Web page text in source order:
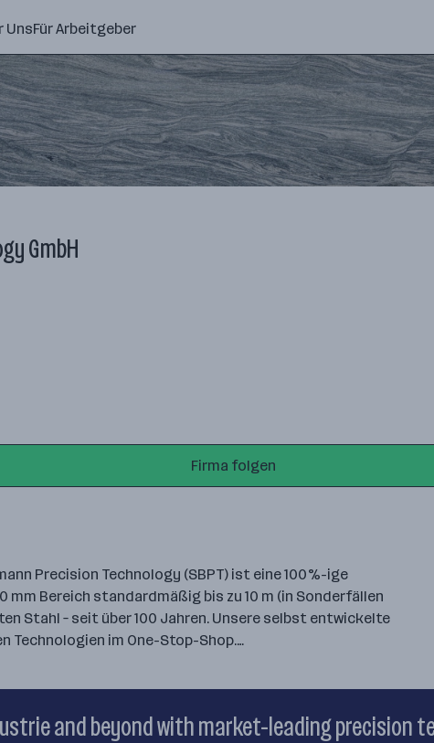
UnsFür Arbeitgeber
GmbH
Firma folgen
Precision Technology (SBPT) ist eine 100%-ige
mm Bereich standardmäßig bis zu 10 m (in Sonderfällen
Stahl – seit über 100 Jahren. Unsere selbst entwickelte
Technologien im One-Stop-Shop.…
and beyond with market-leading precision